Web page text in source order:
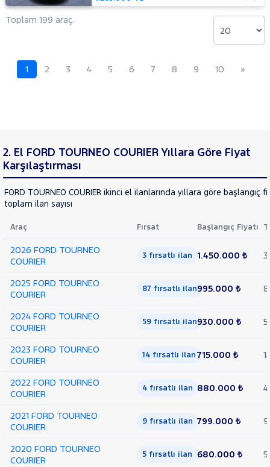
MOTORSIKLET
PEUGEOT
SUBARU
TESLA
TOYOTA
VOLVO
Toplam 199 araç.
1 2 3 4 5 6 7 8 9 10 »
2. El FORD TOURNEO COURIER Yıllara Göre Fiyat
Karşılaştırması
FORD TOURNEO COURIER ikinci el ilanlarında yıllara göre başlangıç
toplam ilan sayısı
Araç Fırsat Başlangıç Fiyatı
2026 FORD TOURNEO
COURIER
3 fırsatlı ilan 1.450.000 ₺ 3
2025 FORD TOURNEO
COURIER
87 fırsatlı ilan995.000 ₺
2024 FORD TOURNEO
COURIER
59 fırsatlı ilan930.000 ₺
2023 FORD TOURNEO
COURIER
14 fırsatlı ilan715.000 ₺
2022 FORD TOURNEO
COURIER
4 fırsatlı ilan 880.000 ₺ 4
2021 FORD TOURNEO
COURIER
9 fırsatlı ilan 799.000 ₺ 9
2020 FORD TOURNEO
COURIER
5 fırsatlı ilan 680.000 ₺ 5